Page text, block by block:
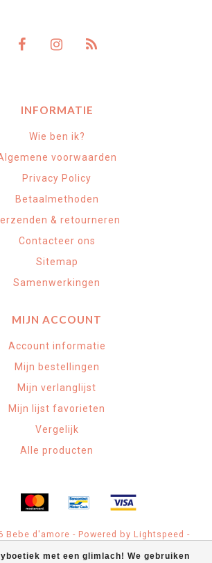
met een glimlach! We gebruiken
INFORMATIE
Wie ben ik?
voorwaarden
Privacy Policy
Betaalmethoden
& retourneren
Contacteer ons
Sitemap
Samenwerkingen
MIJN ACCOUNT
Account informatie
Mijn bestellingen
Mijn verlanglijst
Mijn lijst favorieten
Vergelijk
Alle producten
Bebe d'amore - Powered by Lightspeed -